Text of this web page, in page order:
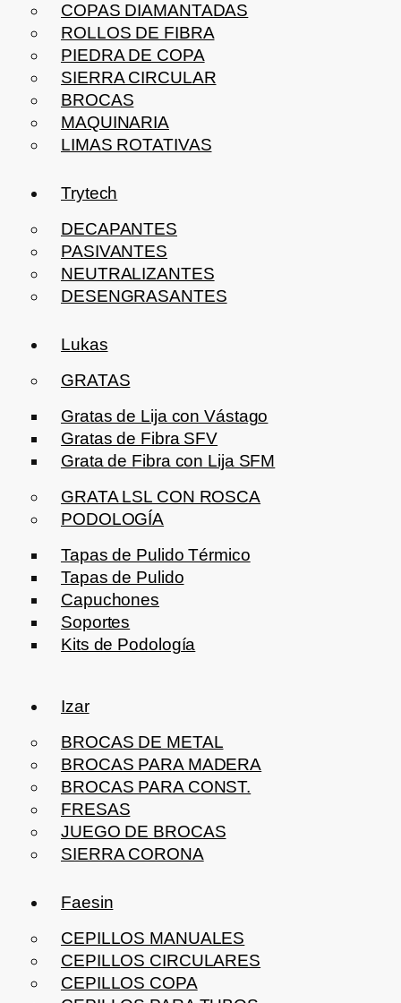
COPAS DIAMANTADAS
ROLLOS DE FIBRA
PIEDRA DE COPA
SIERRA CIRCULAR
BROCAS
MAQUINARIA
LIMAS ROTATIVAS
Trytech
DECAPANTES
PASIVANTES
NEUTRALIZANTES
DESENGRASANTES
Lukas
GRATAS
Gratas de Lija con Vástago
Gratas de Fibra SFV
Grata de Fibra con Lija SFM
GRATA LSL CON ROSCA
PODOLOGÍA
Tapas de Pulido Térmico
Tapas de Pulido
Capuchones
Soportes
Kits de Podología
Izar
BROCAS DE METAL
BROCAS PARA MADERA
BROCAS PARA CONST.
FRESAS
JUEGO DE BROCAS
SIERRA CORONA
Faesin
CEPILLOS MANUALES
CEPILLOS CIRCULARES
CEPILLOS COPA